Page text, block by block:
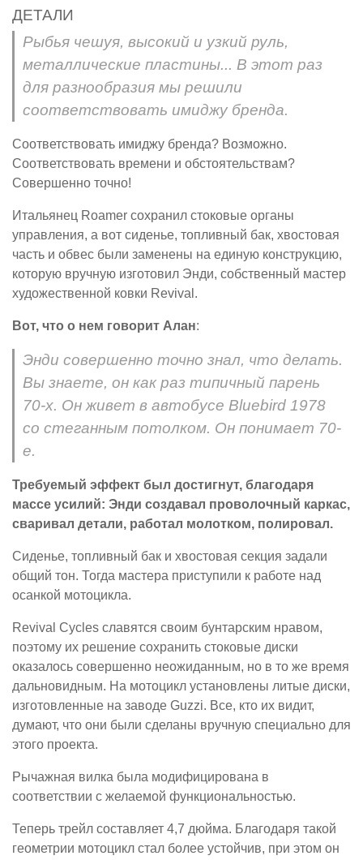
ДЕТАЛИ
Рыбья чешуя, высокий и узкий руль,
металлические пластины... В этот раз
для разнообразия мы решили
соответствовать имиджу бренда.
Соответствовать имиджу бренда? Возможно.
Соответствовать времени и обстоятельствам?
Совершенно точно!
Итальянец Roamer сохранил стоковые органы
управления, а вот сиденье, топливный бак, хвостовая
часть и обвес были заменены на единую конструкцию,
которую вручную изготовил Энди, собственный мастер
художественной ковки Revival.
Вот, что о нем говорит Алан:
Энди совершенно точно знал, что делать.
Вы знаете, он как раз типичный парень
70-х. Он живет в автобусе Bluebird 1978
со стеганным потолком. Он понимает 70-
е.
Требуемый эффект был достигнут, благодаря
массе усилий: Энди создавал проволочный каркас,
сваривал детали, работал молотком, полировал.
Сиденье, топливный бак и хвостовая секция задали
общий тон. Тогда мастера приступили к работе над
осанкой мотоцикла.
Revival Cycles славятся своим бунтарским нравом,
поэтому их решение сохранить стоковые диски
оказалось совершенно неожиданным, но в то же время
дальновидным. На мотоцикл установлены литые диски,
изготовленные на заводе Guzzi. Все, кто их видит,
думают, что они были сделаны вручную специально для
этого проекта.
Рычажная вилка была модифицирована в
соответствии с желаемой функциональностью.
Теперь трейл составляет 4,7 дюйма. Благодаря такой
геометрии мотоцикл стал более устойчив, при этом он